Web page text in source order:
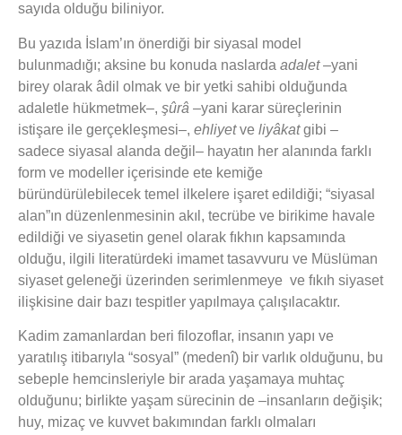
sayıda olduğu biliniyor.
Bu yazıda İslam’ın önerdiği bir siyasal model
bulunmadığı; aksine bu konuda naslarda adalet–yani
birey olarak âdil olmak ve bir yetki sahibi olduğunda
adaletle hükmetmek–, şûrâ –yani karar süreçlerinin
istişare ile gerçekleşmesi–, ehliyetve liyâkatgibi –
sadece siyasal alanda değil– hayatın her alanında farklı
form ve modeller içerisinde ete kemiğe
büründürülebilecek temel ilkelere işaret edildiği; “siyasal
alan”ın düzenlenmesinin akıl, tecrübe ve birikime havale
edildiği ve siyasetin genel olarak fıkhın kapsamında
olduğu, ilgili literatürdeki imamet tasavvuru ve Müslüman
siyaset geleneği üzerinden serimlenmeye ve fıkıh siyaset
ilişkisine dair bazı tespitler yapılmaya çalışılacaktır.
Kadim zamanlardan beri filozoflar, insanın yapı ve
yaratılış itibarıyla “sosyal” (medenî) bir varlık olduğunu, bu
sebeple hemcinsleriyle bir arada yaşamaya muhtaç
olduğunu; birlikte yaşam sürecinin de –insanların değişik;
huy, mizaç ve kuvvet bakımından farklı olmaları